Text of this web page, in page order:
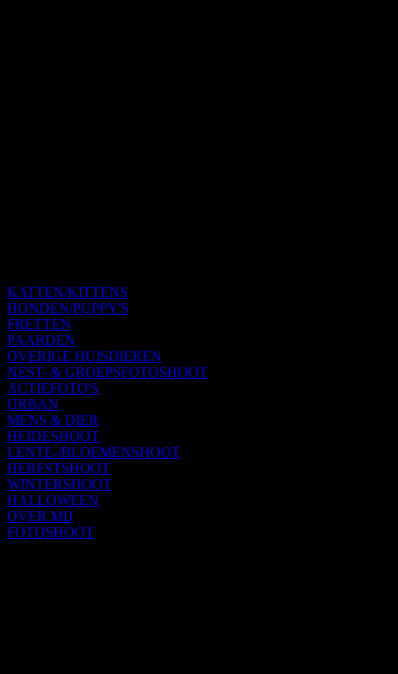
KATTEN/KITTENS
HONDEN/PUPPY'S
FRETTEN
PAARDEN
OVERIGE HUISDIEREN
NEST- & GROEPSFOTOSHOOT
ACTIEFOTO'S
URBAN
MENS & DIER
HEIDESHOOT
LENTE-/BLOEMENSHOOT
HERFSTSHOOT
WINTERSHOOT
HALLOWEEN
OVER MIJ
FOTOSHOOT